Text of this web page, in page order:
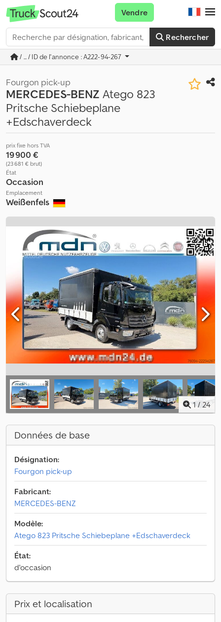
Rechercher
Vendre
/ ... / ID de l'annonce : A222-94-267
Fourgon pick-up
MERCEDES-BENZ Atego 823
Pritsche Schiebeplane
+Edschaverdeck
prix fixe hors TVA
19 900 €
(23 681 € brut)
État
Occasion
Emplacement
Weißenfels
1 / 24
Données de base
Désignation:
Fourgon pick-up
Fabricant:
MERCEDES-BENZ
Modèle:
Atego 823 Pritsche Schiebeplane +Edschaverdeck
État:
d'occasion
Prix et localisation